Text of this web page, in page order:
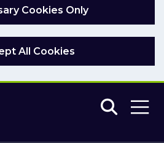
Cookies Only
All Cookies